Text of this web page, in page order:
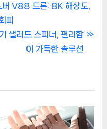
버 V88 드론: 8K 해상도,
피
샐러드 스피너, 편리함
이 가득한 솔루션